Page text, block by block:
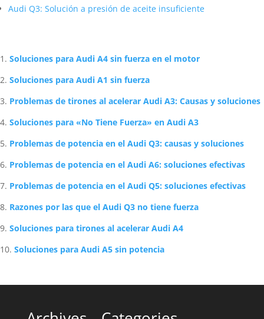
Audi Q3: Solución a presión de aceite insuficiente
Soluciones para Audi A4 sin fuerza en el motor
Soluciones para Audi A1 sin fuerza
Problemas de tirones al acelerar Audi A3: Causas y soluciones
Soluciones para «No Tiene Fuerza» en Audi A3
Problemas de potencia en el Audi Q3: causas y soluciones
Problemas de potencia en el Audi A6: soluciones efectivas
Problemas de potencia en el Audi Q5: soluciones efectivas
Razones por las que el Audi Q3 no tiene fuerza
Soluciones para tirones al acelerar Audi A4
Soluciones para Audi A5 sin potencia